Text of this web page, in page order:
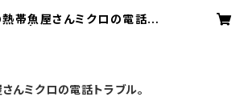
帯魚屋さんミクロの電話トラ
んミクロの電話トラブル。